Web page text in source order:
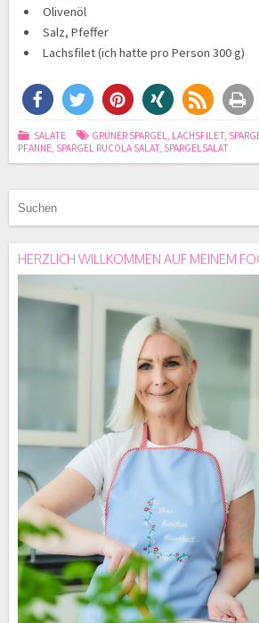
Olivenöl
Salz, Pfeffer
Lachsfilet (ich hatte pro Person 300 g)
SALATE GRÜNER SPARGEL, LACHSFILET,
PFANNE, SPARGEL RUCOLA SALAT, SPARGELSALAT
HERZLICH WILLKOMMEN AUF MEINEM